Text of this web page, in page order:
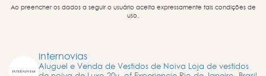
Ao preencher os dados a seguir o usuário aceita expressamente tais condições de
uso.
internovias
Aluguel e Venda de Vestidos de Noiva Loja de vestidos